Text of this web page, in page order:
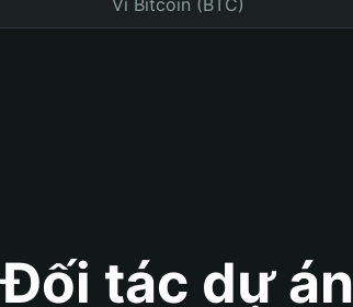
Ví Bitcoin (BTC)
Đối tác dự án